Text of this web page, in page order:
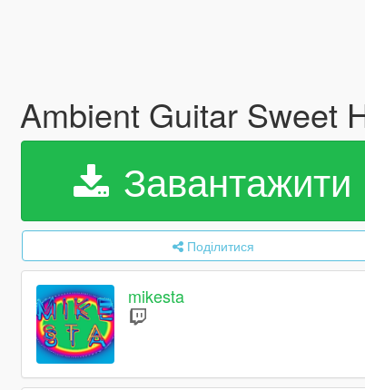
Ambient Guitar Sweet
Завантажити
Поділитися
mikesta